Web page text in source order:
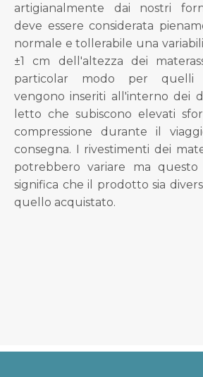
artigianalmente dai nostri
deve essere considerata
normale e tollerabile una
±1 cm dell'altezza dei
particolar modo per quelli
vengono inseriti all'interno dei
letto che subiscono elevati
compressione durante il
consegna. I rivestimenti dei
potrebbero variare ma questo
significa che il prodotto sia
quello acquistato.